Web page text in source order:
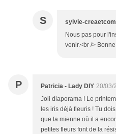
S sylvie-
Nous pas pour
venir.<br />
P Patricia - Lady DIY 20/03/
Joli diaporama ! Le
les iris déjà fleuris ! Tu
que la mienne où il a
petites fleurs font de la